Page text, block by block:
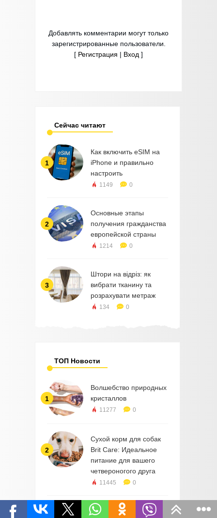
Добавлять комментарии могут только
зарегистрированные пользователи.
[ Регистрация | Вход ]
Сейчас читают
1
Как включить eSIM на
iPhone и правильно
настроить
1149 0
2
Основные этапы
получения гражданства
европейской страны
1214 0
3
Штори на відріз: як
вибрати тканину та
розрахувати метраж
134 0
ТОП Новости
1
Волшебство природных
кристаллов
11277 0
2
Сухой корм для собак
Brit Care: Идеальное
питание для вашего
четвероногого друга
11445 0
Біблія в сучасному